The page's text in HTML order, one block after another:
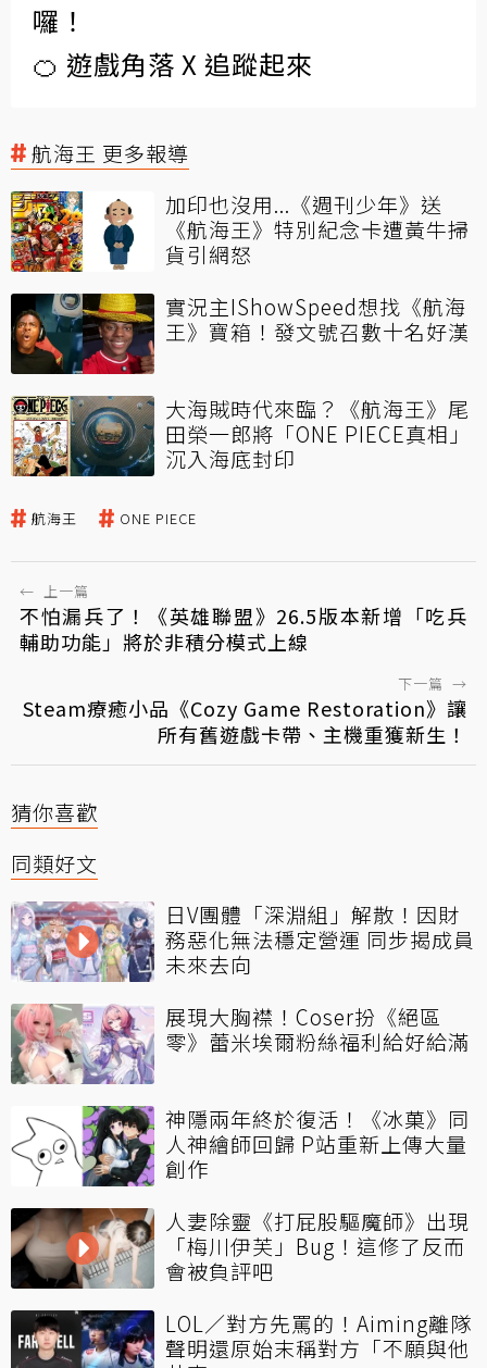
囉！
🍊 遊戲角落 X 追蹤起來
航海王 更多報導
加印也沒用...《週刊少年》送
《航海王》特別紀念卡遭黃牛掃
貨引網怒
實況主IShowSpeed想找《航海
王》寶箱！發文號召數十名好漢
大海賊時代來臨？《航海王》尾
田榮一郎將「ONE PIECE真相」
沉入海底封印
航海王 ONE PIECE
← 上一篇
不怕漏兵了！《英雄聯盟》26.5版本新增「吃兵
輔助功能」將於非積分模式上線
下一篇 →
Steam療癒小品《Cozy Game Restoration》讓
所有舊遊戲卡帶、主機重獲新生！
猜你喜歡
同類好文
日V團體「深淵組」解散！因財
務惡化無法穩定營運 同步揭成員
未來去向
展現大胸襟！Coser扮《絕區
零》蕾米埃爾粉絲福利給好給滿
神隱兩年終於復活！《冰菓》同
人神繪師回歸 P站重新上傳大量
創作
人妻除靈《打屁股驅魔師》出現
「梅川伊芙」Bug！這修了反而
會被負評吧
LOL／對方先罵的！Aiming離隊
聲明還原始末稱對方「不願與他